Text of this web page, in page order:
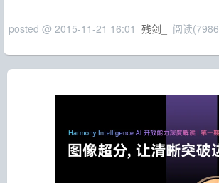
posted @ 2015-11-21 16:01 残剑_ 阅读(7986